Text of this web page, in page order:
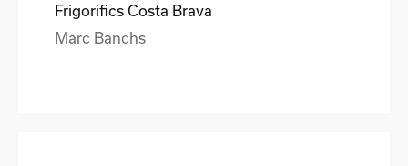
Frigorifics Costa Brava
Marc Banchs